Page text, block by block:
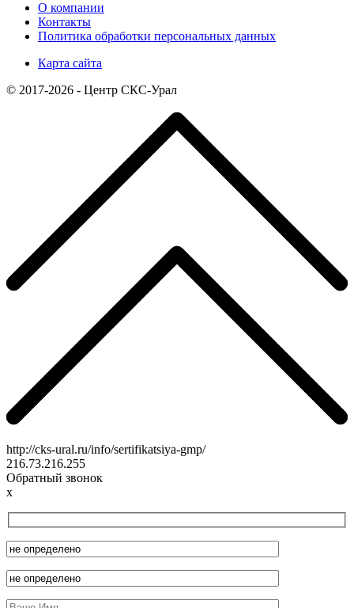
О компании
Контакты
Политика обработки персональных данных
Карта сайта
© 2017-2026 - Центр СКС-Урал
http://cks-ural.ru/info/sertifikatsiya-gmp/
216.73.216.255
Обратный звонок
x